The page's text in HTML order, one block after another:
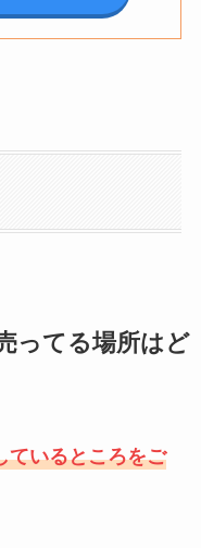
ってる場所はど
ているところをご